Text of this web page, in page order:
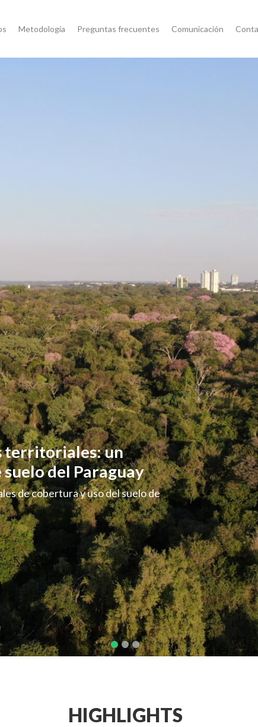
Metodología Preguntas frecuentes Comunicación
HIGHLIGHTS